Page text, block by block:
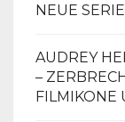
NEUE
AUDREY
–
FILMIKONE